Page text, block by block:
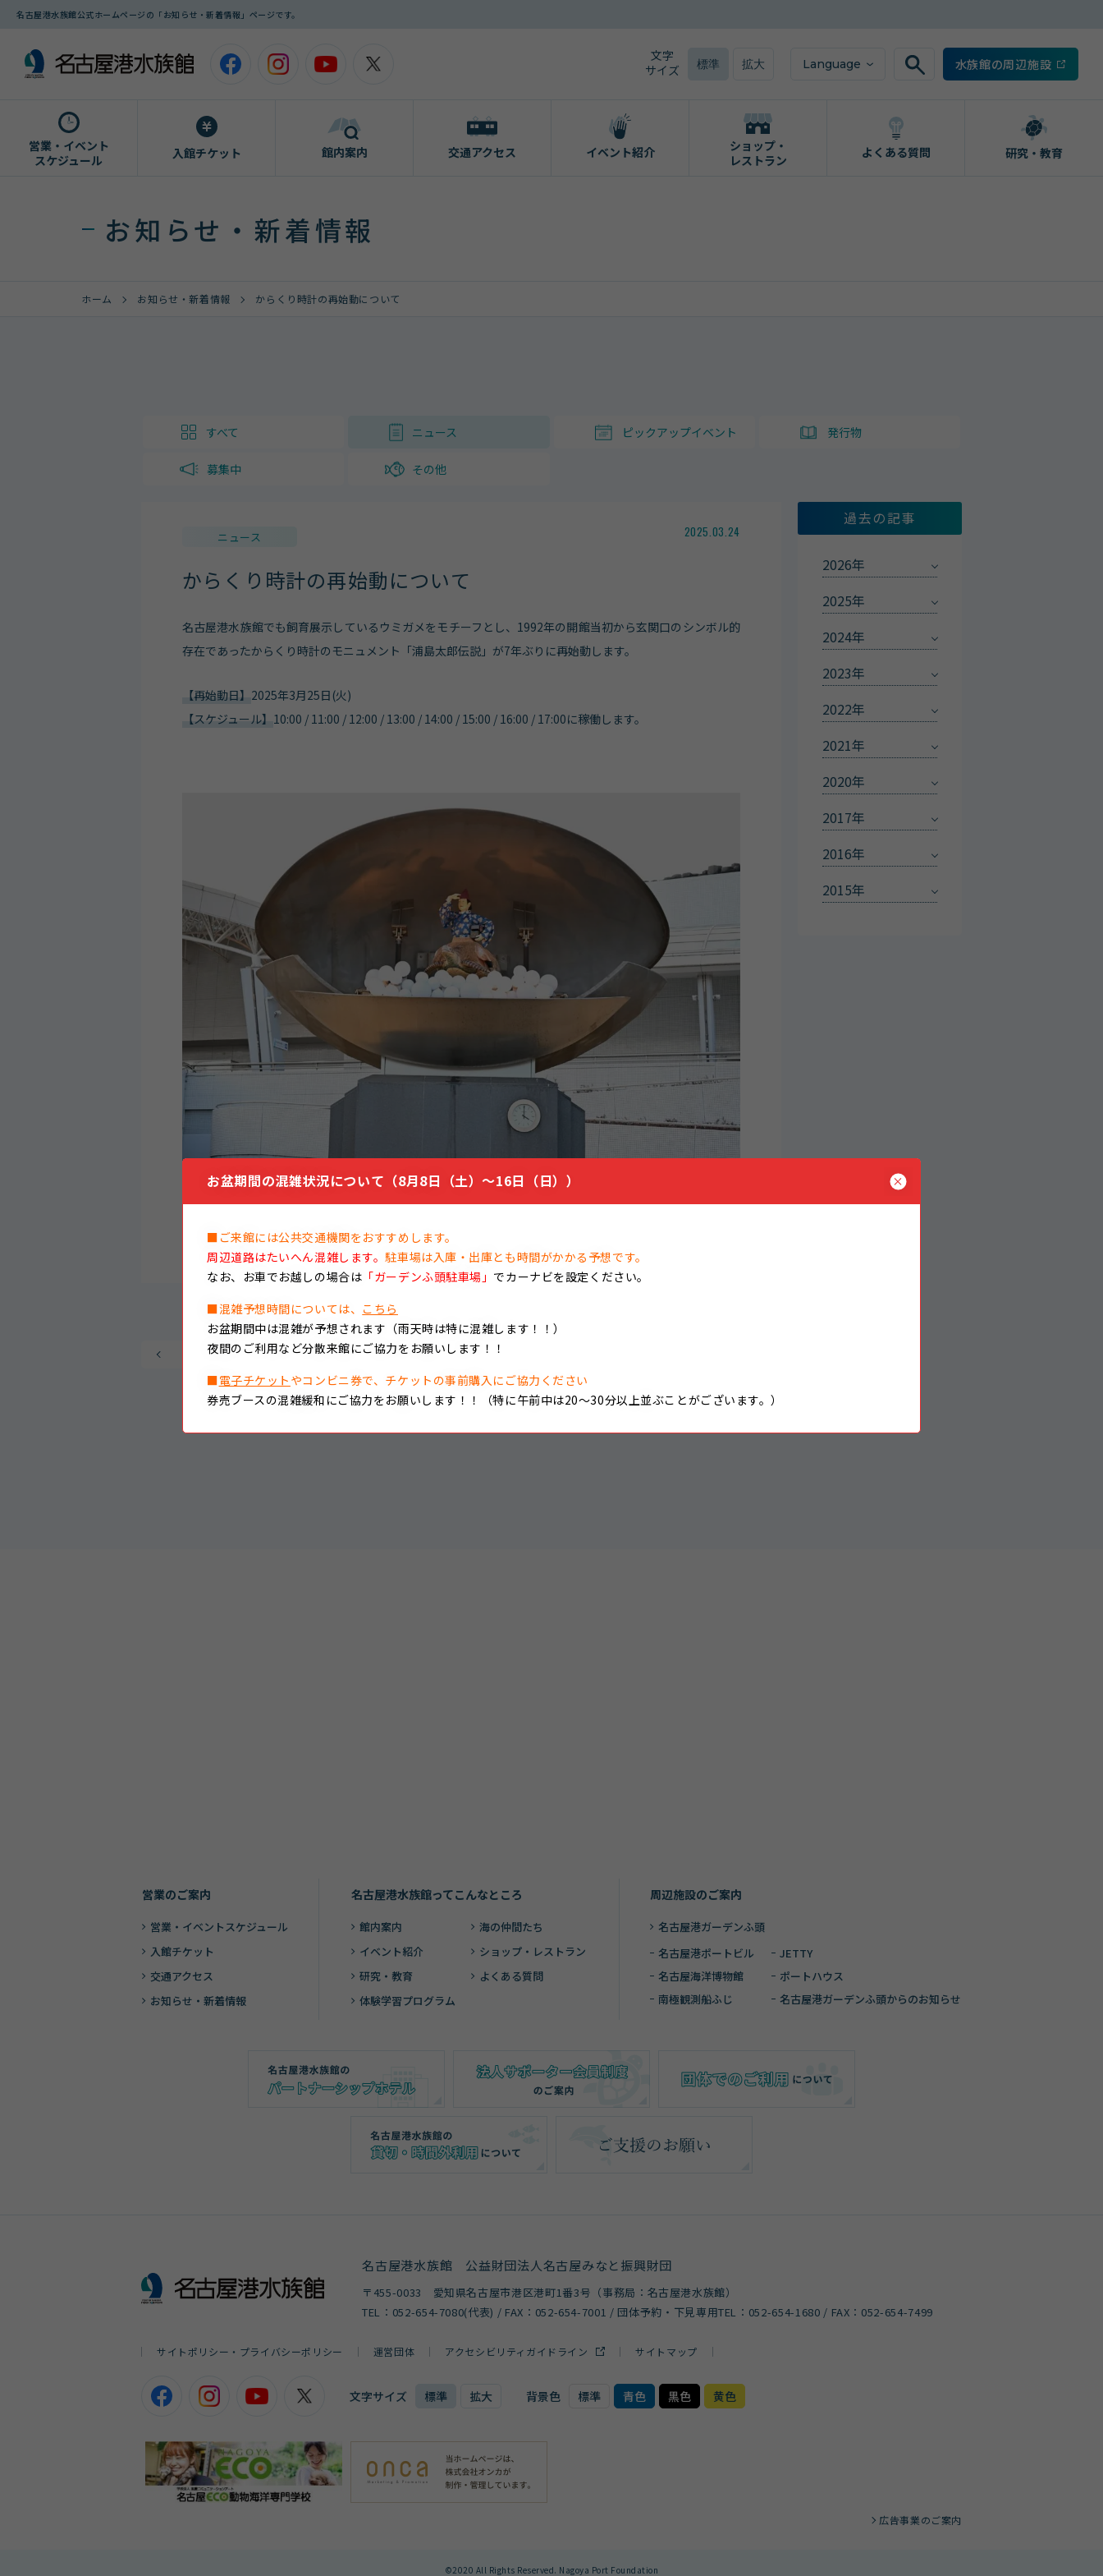
名古屋港水族館公式ホームページの「お知らせ・新着情報」ページです。
文字
サイズ
標準 拡大 Language 水族館の周辺施設
営業・イベント
スケジュール
入館チケット 館内案内 交通アクセス イベント紹介
ショップ・
レストラン
よくある質問 研究・教育
お知らせ・新着情報
ホーム お知らせ・新着情報 からくり時計の再始動について
すべて ニュース ピックアップイベント 発行物
募集中 その他
ニュース 2025.03.24
からくり時計の再始動について
名古屋港水族館でも飼育展示しているウミガメをモチーフとし、1992年の開館当初から玄関口のシンボル的
存在であったからくり時計のモニュメント「浦島太郎伝説」が7年ぶりに再始動します。
【再始動日】 2025年3月25日(火)
【スケジュール】 10:00 / 11:00 / 12:00 / 13:00 / 14:00 / 15:00 / 16:00 / 17:00に稼働します。
からくり時計
グルクマを搬入しました 記事一覧に戻る
過去の記事
2026年
2025年
2024年
2023年
2022年
2021年
2020年
2017年
2016年
2015年
営業のご案内
営業・ イベントスケジュール
入館チケット
交通アクセス
お知らせ・新着情報
名古屋港水族館ってこんなところ
館内案内
海の仲間たち
イベント紹介
ショップ・レストラン
研究・教育
よくある質問
体験学習プログラム
周辺施設のご案内
名古屋港ガーデンふ頭
名古屋港ポートビル
JETTY
名古屋海洋博物館
ポートハウス
南極観測船ふじ
名古屋港ガーデンふ頭からのお知らせ
名古屋港水族館 公益財団法人名古屋みなと振興財団
〒455-0033 愛知県名古屋市港区港町1番3号 （事務局：名古屋港水族館）
TEL： 052-654-7080(代表) / FAX：052-654-7001 / 団体予約・下見専用TEL： 052-654-1680 / FAX：052-654-7499
サイトポリシー・プライバシーポリシー 運営団体 アクセシビリティガイドライン サイトマップ
文字サイズ 標準 拡大 背景色 標準 青色 黒色 黄色
広告事業のご案内
©2020 All Rights Reserved. Nagoya Port Foundation
お盆期間の混雑状況について（8月8日（土）～16日（日））
■ご来館には公共交通機関をおすすめします。
周辺道路はたいへん混雑します。駐車場は入庫・出庫とも時間がかかる予想です。
なお、
お車でお越しの場合は 「ガーデンふ頭駐車場」 でカーナビを設定ください。
■混雑予想時間については、 こちら
お盆期間中は混雑が予想されます（雨天時は特に混雑します！！）
夜間のご利用など分散来館にご協力をお願いします！！
■電子チケット やコンビニ券で、チケットの事前購入にご協力ください
券売ブースの混雑緩和にご協力をお願いします！！（特に午前中は20～30分以上並ぶことがございます。）